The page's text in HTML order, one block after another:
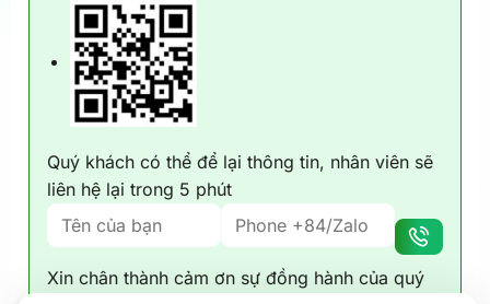
Quý khách có thể để lại thông tin, nhân viên sẽ
liên hệ lại trong 5 phút
Xin chân thành cảm ơn sự đồng hành của quý